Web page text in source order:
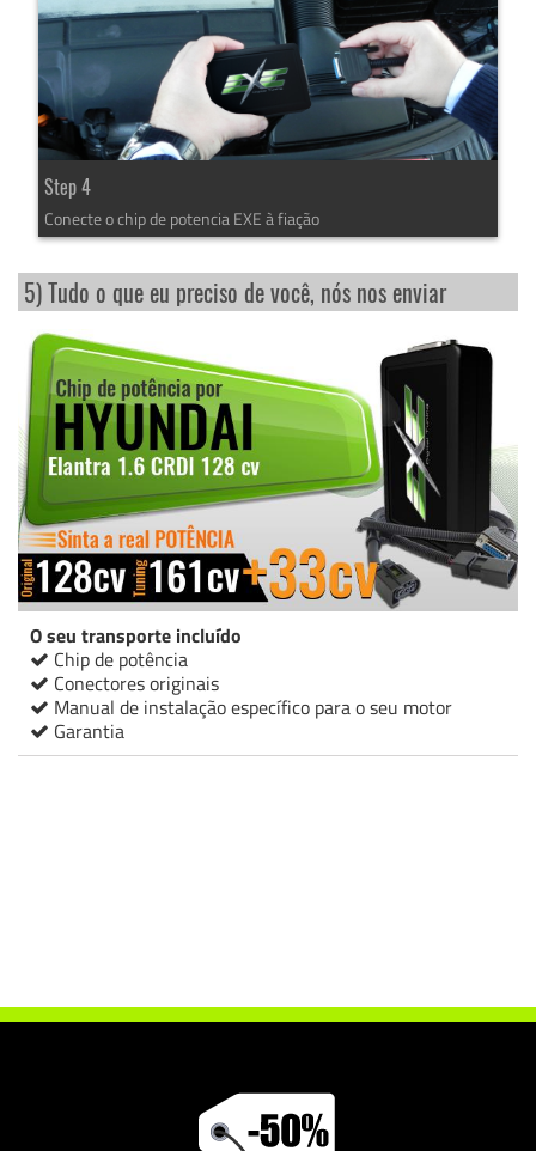
Step 4
Conecte o chip de potencia EXE à fiação
5) Tudo o que eu preciso de você, nós nos enviar
O seu transporte incluído
Chip de potência
Conectores originais
Manual de instalação específico para o seu motor
Garantia